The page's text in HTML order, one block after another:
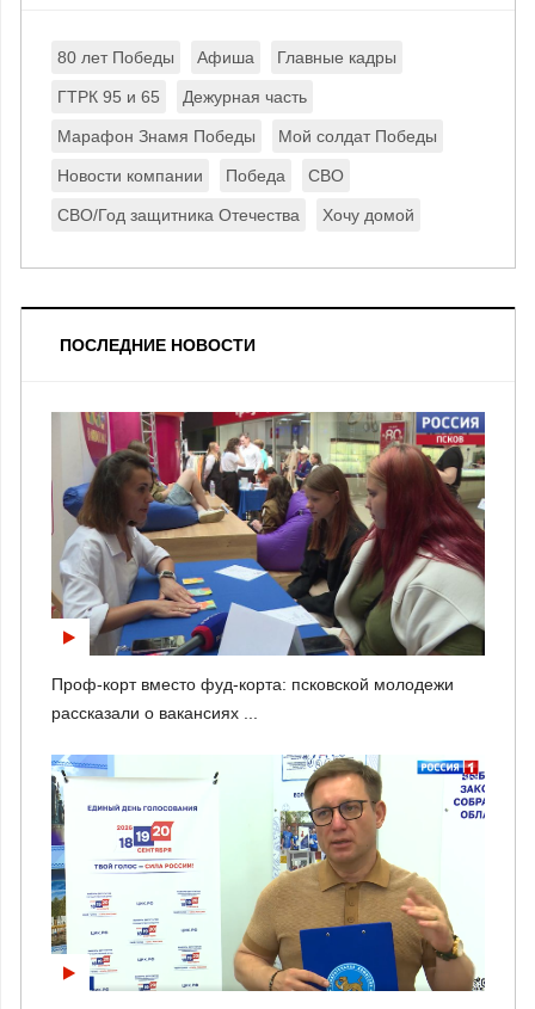
80 лет Победы Афиша Главные кадры
ГТРК 95 и 65 Дежурная часть
Марафон Знамя Победы Мой солдат Победы
Новости компании Победа СВО
СВО/Год защитника Отечества Хочу домой
ПОСЛЕДНИЕ НОВОСТИ
Проф-корт вместо фуд-корта: псковской молодежи
рассказали о вакансиях ...